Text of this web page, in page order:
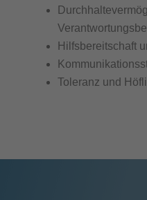
Hilfsbereitschaft
Toleranz und